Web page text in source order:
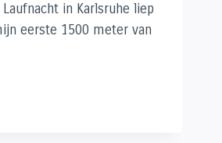
in Karlsruhe liep
eerste 1500 meter van